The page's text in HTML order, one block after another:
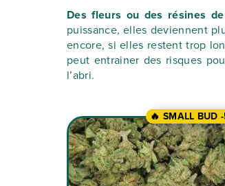
Des fleurs ou des résines
puissance, elles deviennent
encore, si elles restent trop
peut entrainer des risques
l’abri.
🔥 SMALL BUD